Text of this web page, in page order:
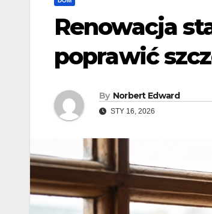
Renowacja
poprawić
By Norbert Edward
STY 16, 2026